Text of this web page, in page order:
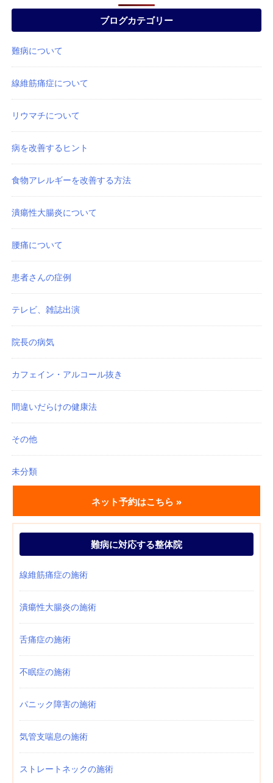
ブログカテゴリー
難病について
線維筋痛症について
リウマチについて
病を改善するヒント
食物アレルギーを改善する方法
潰瘍性大腸炎について
腰痛について
患者さんの症例
テレビ、雑誌出演
院長の病気
カフェイン・アルコール抜き
間違いだらけの健康法
その他
未分類
ネット予約はこちら »
難病に対応する整体院
線維筋痛症の施術
潰瘍性大腸炎の施術
舌痛症の施術
不眠症の施術
パニック障害の施術
気管支喘息の施術
ストレートネックの施術